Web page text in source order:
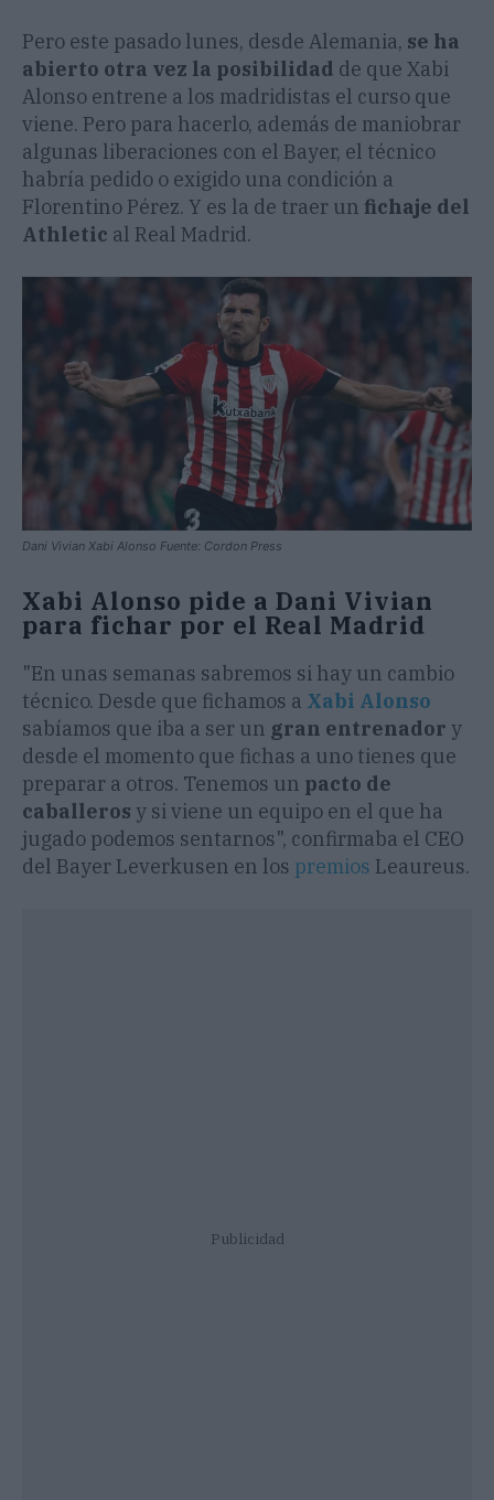
Pero este pasado lunes, desde Alemania, se ha
abierto otra vez la posibilidad de que Xabi
Alonso entrene a los madridistas el curso que
viene. Pero para hacerlo, además de maniobrar
algunas liberaciones con el Bayer, el técnico
habría pedido o exigido una condición a
Florentino Pérez. Y es la de traer un fichaje del
Athletic al Real Madrid.
Dani Vivian Xabi Alonso Fuente: Cordon Press
Xabi Alonso pide a Dani Vivian
para fichar por el Real Madrid
"En unas semanas sabremos si hay un cambio
técnico. Desde que fichamos a Xabi Alonso
sabíamos que iba a ser un gran entrenador y
desde el momento que fichas a uno tienes que
preparar a otros. Tenemos un pacto de
caballeros y si viene un equipo en el que ha
jugado podemos sentarnos", confirmaba el CEO
del Bayer Leverkusen en los premios Leaureus.
Publicidad